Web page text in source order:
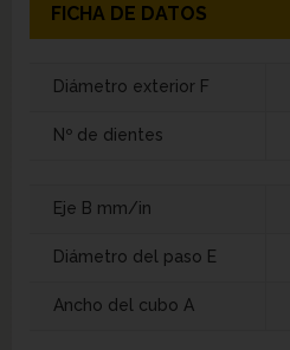
FICHA DE DATOS
Diámetro exterior F
Nº de dientes
Eje B mm/in
Diámetro del paso E
Ancho del cubo A